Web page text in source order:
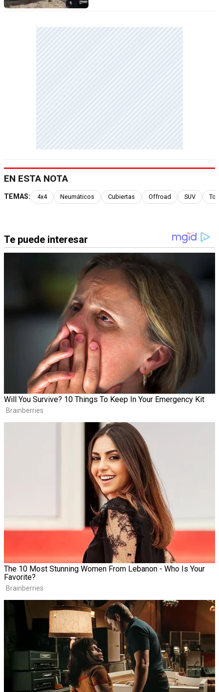
EN ESTA NOTA
TEMAS: 4x4 Neumáticos Cubiertas Offroad SUV